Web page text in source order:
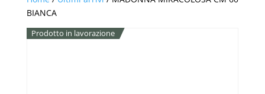
BIANCA
Prodotto in lavorazione